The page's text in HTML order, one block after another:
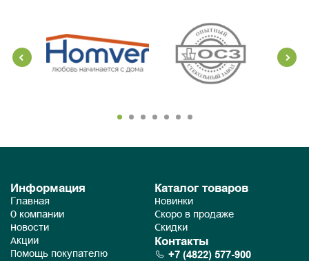
Информация
Главная
О компании
Новости
Акции
Помощь покупателю
Каталог товаров
Новинки
Скоро в продаже
Скидки
Контакты
+7 (4822) 577-900